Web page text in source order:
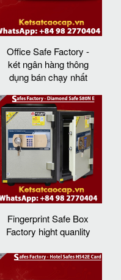
Office Safe Factory -
két ngân hàng thông
dụng bán chạy nhất
Fingerprint Safe Box
Factory hight quanlity